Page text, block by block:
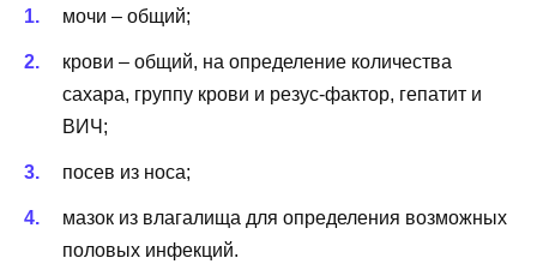
мочи – общий;
крови – общий, на определение количества
сахара, группу крови и резус-фактор, гепатит и
ВИЧ;
посев из носа;
мазок из влагалища для определения возможных
половых инфекций.